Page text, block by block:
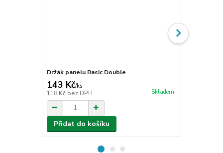
Držák panelu Basic Double
143 Kč/ks
118 Kč bez DPH Skladem
Přidat do košíku